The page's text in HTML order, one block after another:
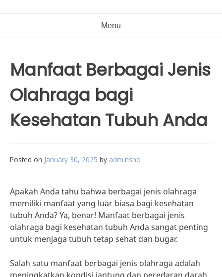
Menu
Manfaat Berbagai Jenis
Olahraga bagi
Kesehatan Tubuh Anda
Posted on January 30, 2025 by adminsho
Apakah Anda tahu bahwa berbagai jenis olahraga
memiliki manfaat yang luar biasa bagi kesehatan
tubuh Anda? Ya, benar! Manfaat berbagai jenis
olahraga bagi kesehatan tubuh Anda sangat penting
untuk menjaga tubuh tetap sehat dan bugar.
Salah satu manfaat berbagai jenis olahraga adalah